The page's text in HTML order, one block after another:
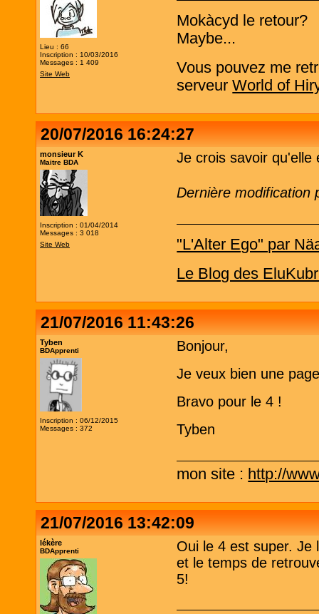
Lieu : 66
Inscription : 10/03/2016
Messages : 1 409
Site Web
Mokàcyd le retour?
Maybe...
Vous pouvez me
serveurWorld of
20/07/2016 16:24:27
monsieur K
Maitre BDA
Inscription : 01/04/2014
Messages : 3 018
Site Web
Je crois savoir
Dernière modification
"L'Alter Ego" par
Le Blog des
21/07/2016 11:43:26
Tyben
BDApprenti
Inscription : 06/12/2015
Messages : 372
Bonjour,
Je veux bien une
Bravo pour le 4 !
Tyben
mon site : http://
21/07/2016 13:42:09
lékère
BDApprenti
Oui le 4 est super. Je
et le temps de
5!